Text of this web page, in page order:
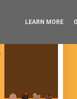
LEARN MORE